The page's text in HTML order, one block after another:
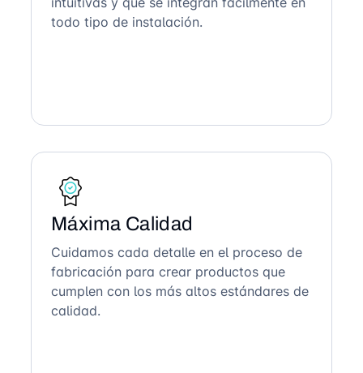
todo tipo de instalación.
Máxima Calidad
Cuidamos cada detalle en el proceso de
fabricación para crear productos que
cumplen con los más altos estándares de
calidad.